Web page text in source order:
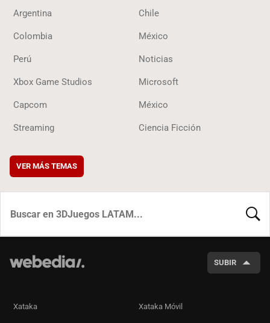
Argentina Chile
Colombia México
Perú Noticias
Xbox Game Studios Microsoft
Capcom México
Streaming Ciencia Ficción
VER MÁS TEMAS
SUBIR
Xataka Xataka Móvil